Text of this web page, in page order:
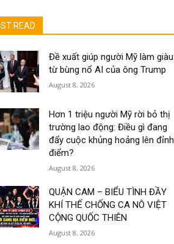
READ
Đề xuất giúp người Mỹ làm giàu
từ bùng nổ AI của ông Trump
August 8, 2026
Hơn 1 triệu người Mỹ rời bỏ thị
trường lao động: Điều gì đang
đẩy cuộc khủng hoảng lên đỉnh
điểm?
August 8, 2026
QUẬN CAM – BIỂU TÌNH ĐẦY
KHÍ THẾ CHỐNG CA NÔ VIỆT
CỘNG QUỐC THIÊN
August 8, 2026